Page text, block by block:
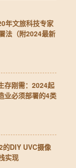
年文旅科技专家
法（附2024最新
存刚需：2024起
业必须部署的4类
DIY UVC摄像
实现